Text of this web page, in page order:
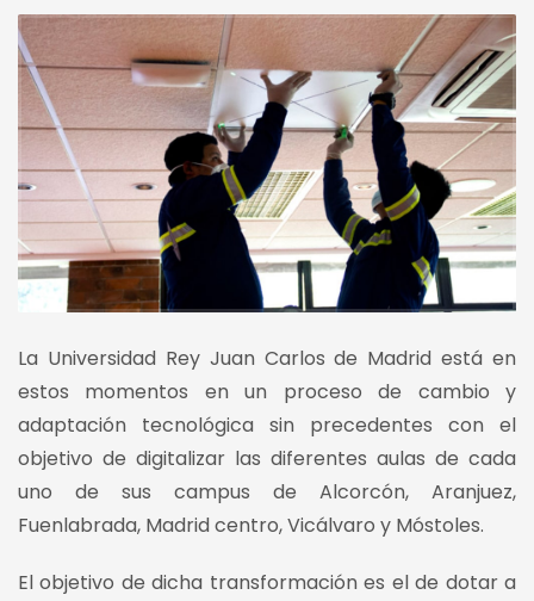
La Universidad Rey Juan Carlos de Madrid está en
estos momentos en un proceso de cambio y
adaptación tecnológica sin precedentes con el
objetivo de digitalizar las diferentes aulas de cada
uno de sus campus de Alcorcón, Aranjuez,
Fuenlabrada, Madrid centro, Vicálvaro y Móstoles.
El objetivo de dicha transformación es el de dotar a